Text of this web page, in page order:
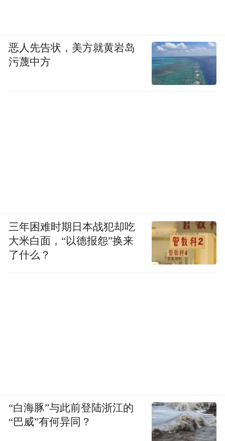
恶人先告状，美方就黄岩岛
污蔑中方
三年困难时期日本战犯却吃
大米白面，“以德报怨”换来
了什么？
“白海豚”与此前登陆浙江的
“巴威”有何异同？